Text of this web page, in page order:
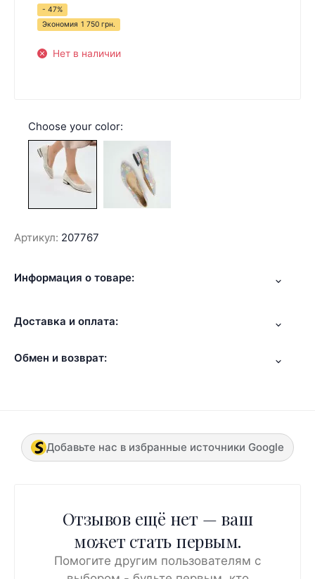
- 47%
Экономия 1 750 грн.
Нет в наличии
Choose your color:
Артикул: 207767
Информация о товаре:
Доставка и оплата:
Обмен и возврат:
Добавьте нас в избранные источники Google
Отзывов ещё нет — ваш
может стать первым.
Помогите другим пользователям с